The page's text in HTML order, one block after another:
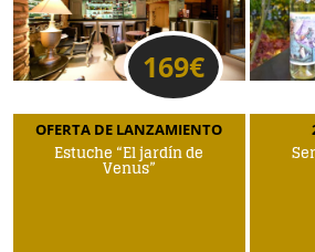
169€
OFERTA DE LANZAMIENTO
Estuche “El jardín de
Venus”